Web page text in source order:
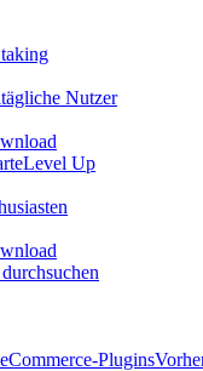
Nutzer
Level Up
eCommerce-Plugins